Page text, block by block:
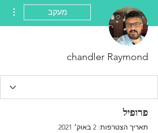
מעקב
chandler Raymond
פרופיל
תאריך הצטרפות: 2 באוק׳ 2021